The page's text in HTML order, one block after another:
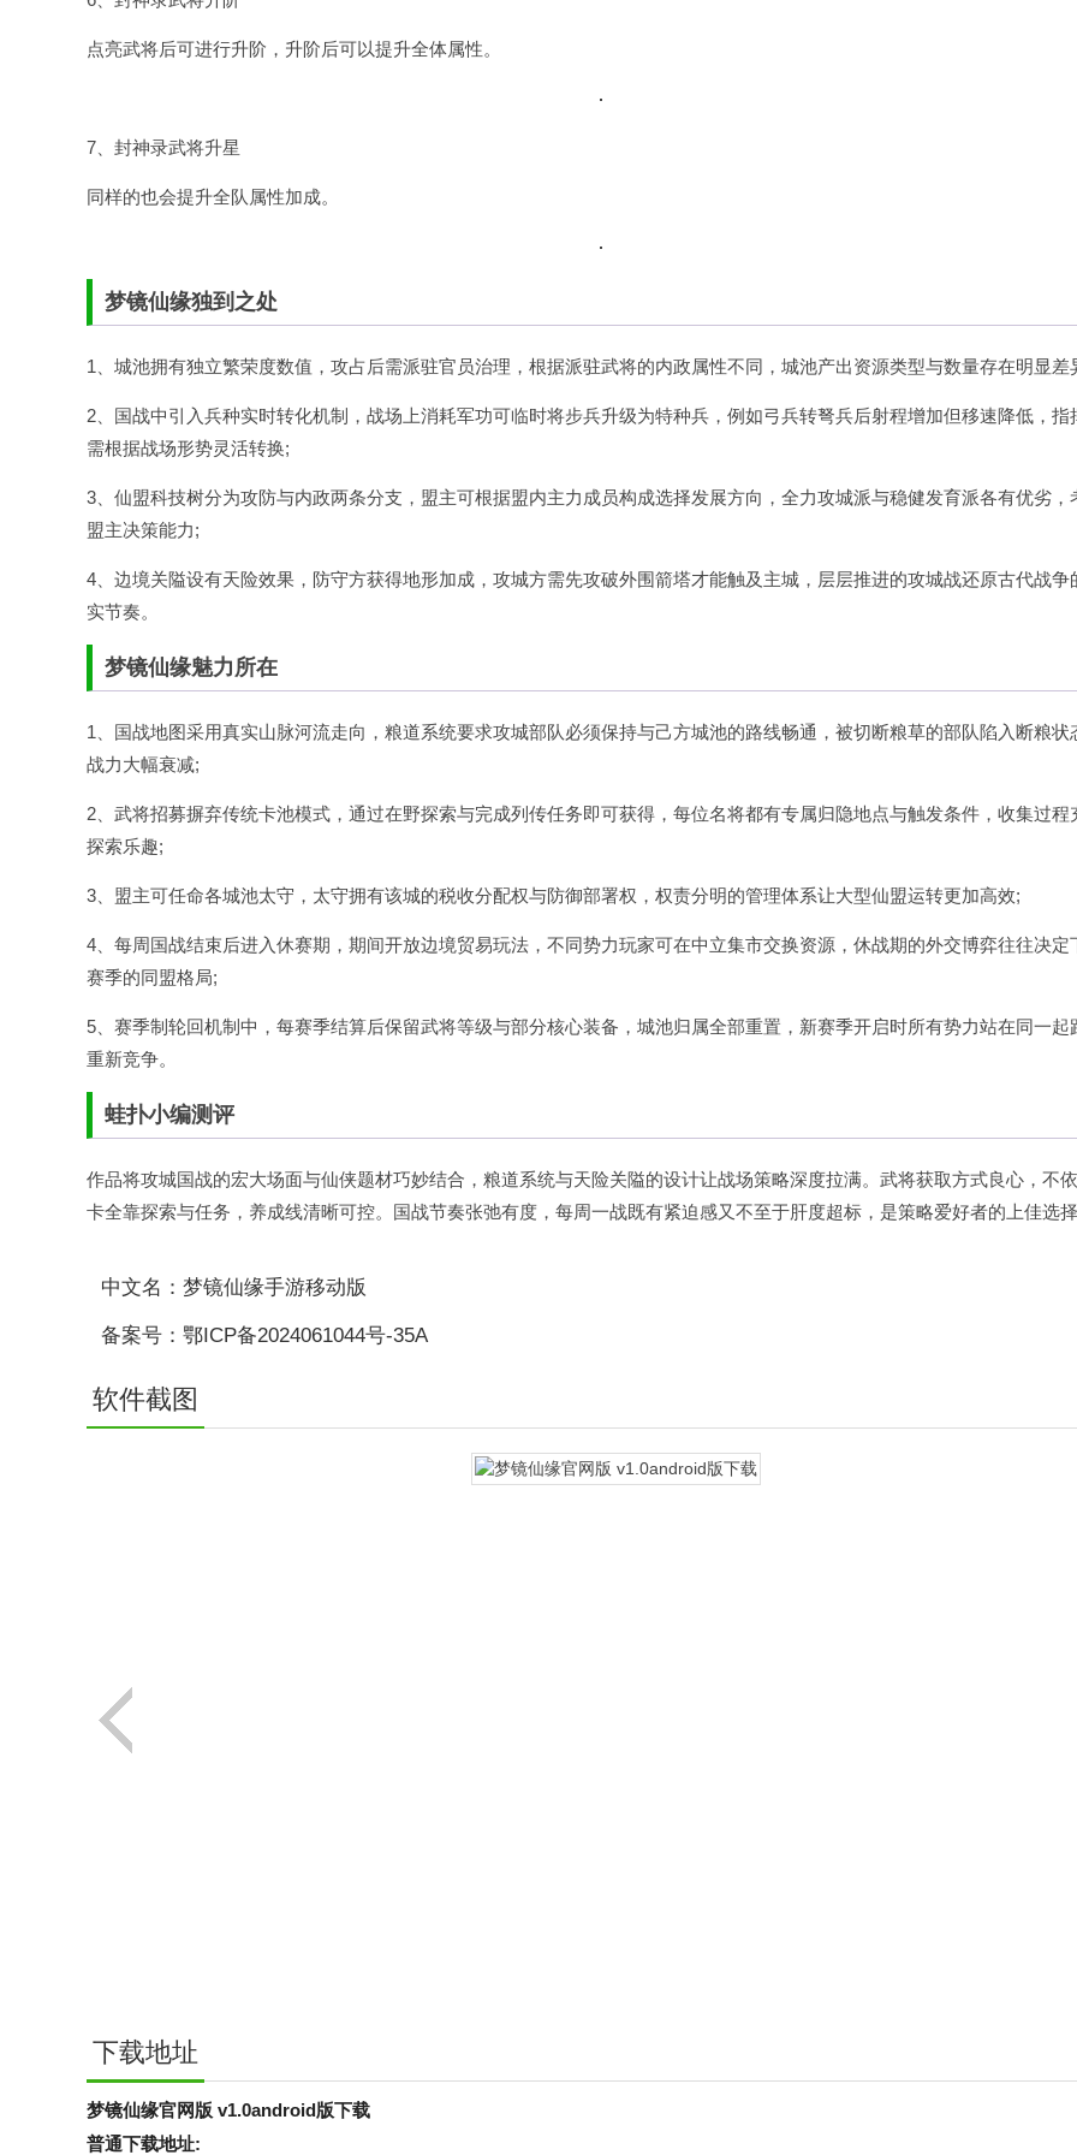
点亮武将后可进行升阶，升阶后可以提升全体属性。
7、封神录武将升星
同样的也会提升全队属性加成。
梦镜仙缘独到之处
1、城池拥有独立繁荣度数值，攻占后需派驻官员治理，根据派驻武将的内政属性不同，城池产出资源类型与数量存在明显差
2、国战中引入兵种实时转化机制，战场上消耗军功可临时将步兵升级为特种兵，例如弓兵转弩兵后射程增加但移速降低，指
需根据战场形势灵活转换;
3、仙盟科技树分为攻防与内政两条分支，盟主可根据盟内主力成员构成选择发展方向，全力攻城派与稳健发育派各有优劣，
盟主决策能力;
4、边境关隘设有天险效果，防守方获得地形加成，攻城方需先攻破外围箭塔才能触及主城，层层推进的攻城战还原古代战争
实节奏。
梦镜仙缘魅力所在
1、国战地图采用真实山脉河流走向，粮道系统要求攻城部队必须保持与己方城池的路线畅通，被切断粮草的部队陷入断粮状
战力大幅衰减;
2、武将招募摒弃传统卡池模式，通过在野探索与完成列传任务即可获得，每位名将都有专属归隐地点与触发条件，收集过程
探索乐趣;
3、盟主可任命各城池太守，太守拥有该城的税收分配权与防御部署权，权责分明的管理体系让大型仙盟运转更加高效;
4、每周国战结束后进入休赛期，期间开放边境贸易玩法，不同势力玩家可在中立集市交换资源，休战期的外交博弈往往决定
赛季的同盟格局;
5、赛季制轮回机制中，每赛季结算后保留武将等级与部分核心装备，城池归属全部重置，新赛季开启时所有势力站在同一起
重新竞争。
蛙扑小编测评
作品将攻城国战的宏大场面与仙侠题材巧妙结合，粮道系统与天险关隘的设计让战场策略深度拉满。武将获取方式良心，不
卡全靠探索与任务，养成线清晰可控。国战节奏张弛有度，每周一战既有紧迫感又不至于肝度超标，是策略爱好者的上佳选择
中文名：梦镜仙缘手游移动版
备案号：鄂ICP备2024061044号-35A
软件截图
下载地址
梦镜仙缘官网版 v1.0android版下载
普通下载地址: